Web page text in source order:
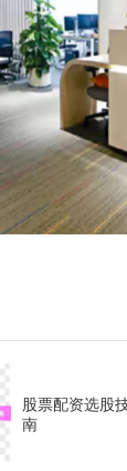
股票配资选股
南